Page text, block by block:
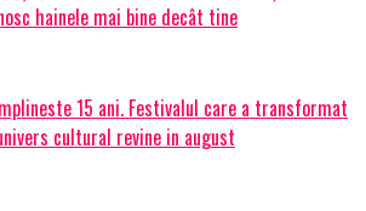
hainele mai bine decât tine
implineste 15 ani. Festivalul care a transformat
cultural revine in august